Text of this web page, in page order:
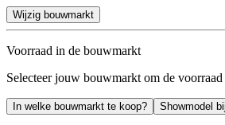
Wijzig bouwmarkt
Voorraad in de bouwmarkt
Selecteer jouw bouwmarkt om de
In welke bouwmarkt te koop? Showmodel